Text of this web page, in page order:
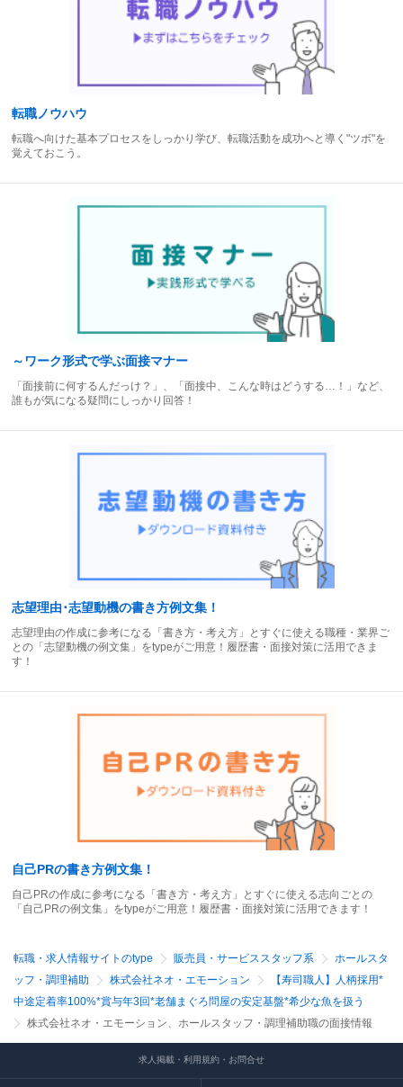
転職ノウハウ
転職へ向けた基本プロセスをしっかり学び、転職活動を成功へと導く"ツボ"を
覚えておこう。
～ワーク形式で学ぶ面接マナー
「面接前に何するんだっけ？」、「面接中、こんな時はどうする…！」など、
誰もが気になる疑問にしっかり回答！
志望理由･志望動機の書き方例文集！
志望理由の作成に参考になる「書き方・考え方」とすぐに使える職種・業界ご
との「志望動機の例文集」をtypeがご用意！履歴書・面接対策に活用できま
す！
自己PRの書き方例文集！
自己PRの作成に参考になる「書き方・考え方」とすぐに使える志向ごとの
「自己PRの例文集」をtypeがご用意！履歴書・面接対策に活用できます！
転職・求人情報サイトのtype 販売員・サービススタッフ系
ホールスタ
ッフ・調理補助
株式会社ネオ・エモーション
【寿司職人】人柄採用*
中途定着率100%*賞与年3回*老舗まぐろ問屋の安定基盤*希少な魚を扱う
株式会社ネオ・エモーション、ホールスタッフ・調理補助職の面接情報
求人掲載・利用規約・お問合せ